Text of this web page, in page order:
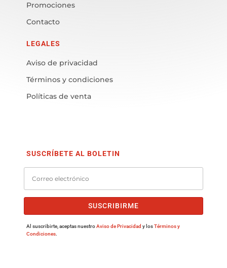
Promociones
Contacto
LEGALES
Aviso de privacidad
Términos y condiciones
Políticas de venta
SUSCRÍBETE AL BOLETIN
SUSCRIBIRME
Al suscribirte, aceptas nuestroAviso de Privacidad y losTérminos y
Condiciones.